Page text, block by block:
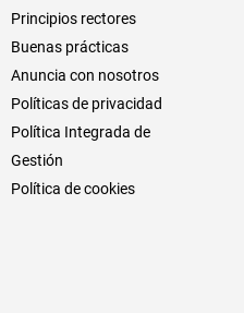
Principios rectores
Buenas prácticas
Anuncia con nosotros
Políticas de privacidad
Política Integrada de
Gestión
Política de cookies